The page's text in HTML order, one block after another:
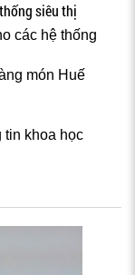
siêu thị
các hệ thống
món Huế
tin khoa học